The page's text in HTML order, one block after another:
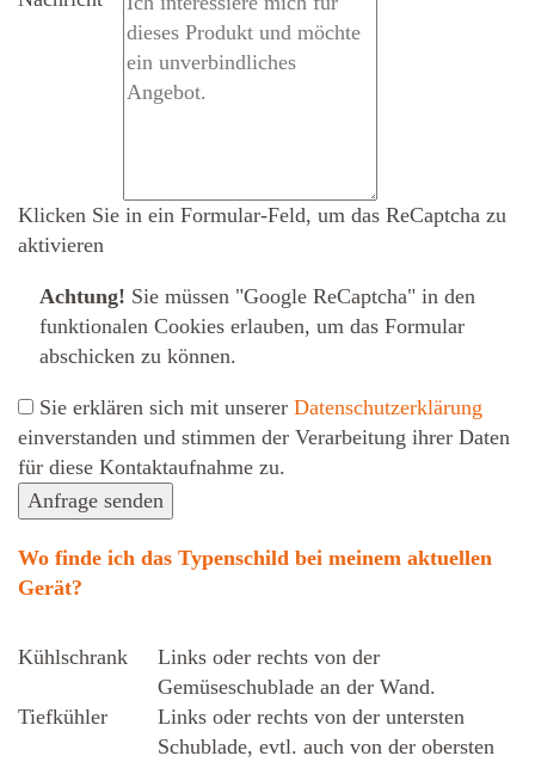
Klicken Sie in ein Formular-Feld, um das ReCaptcha zu
aktivieren
Achtung! Sie müssen "Google ReCaptcha" in den
funktionalen Cookies erlauben, um das Formular
abschicken zu können.
Sie erklären sich mit unserer Datenschutzerklärung
ein­ver­standen und stimmen der Verarbeitung ihrer Daten
für diese Kontaktaufnahme zu.
Anfrage senden
Wo finde ich das Typenschild bei meinem aktuellen
Gerät?
Kühlschrank
Links oder rechts von der
Gemüseschublade an der Wand.
Tiefkühler
Links oder rechts von der untersten
Schublade, evtl. auch von der obersten